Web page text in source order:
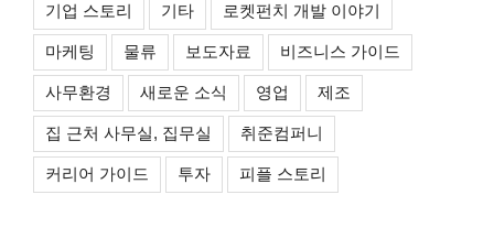
기업 스토리 기타 로켓펀치 개발 이야기
마케팅 물류 보도자료 비즈니스 가이드
사무환경 새로운 소식 영업 제조
집 근처 사무실, 집무실 취준컴퍼니
커리어 가이드 투자 피플 스토리